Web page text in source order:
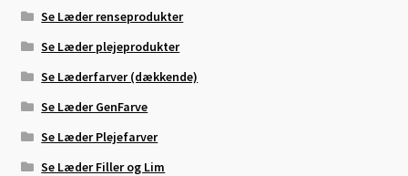
Se Læder renseprodukter
Se Læder plejeprodukter
Se Læderfarver (dækkende)
Se Læder GenFarve
Se Læder Plejefarver
Se Læder Filler og Lim